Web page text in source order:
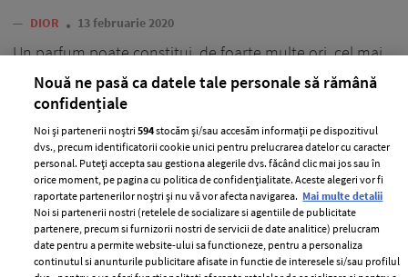
— DIOR 13 februarie 2020
Un parfum poate constitui, de foarte multe ori, cel mai
mai inspirat, dar și cel mai apreciat cadou!
+ MAI MULTE
Nouă ne pasă ca datele tale personale să rămână
confidențiale
Noi și partenerii noștri594stocăm și/sau accesăm informații pe dispozitivul
dvs., precum identificatorii cookie unici pentru prelucrarea datelor cu caracter
personal. Puteți accepta sau gestiona alegerile dvs. făcând clic mai jos sau în
orice moment, pe pagina cu politica de confidențialitate. Aceste alegeri vor fi
raportate partenerilor noștri și nu vă vor afecta navigarea. Mai multe detalii
Noi si partenerii nostri (retelele de socializare si agentiile de publicitate
partenere, precum si furnizorii nostri de servicii de date analitice) prelucram
date pentru a permite website-ului sa functioneze, pentru a personaliza
continutul si anunturile publicitare afisate in functie de interesele si/sau profilul